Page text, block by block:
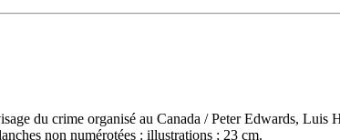
du crime organisé au Canada / Peter Edwards, Luis
non numérotées : illustrations ; 23 cm.